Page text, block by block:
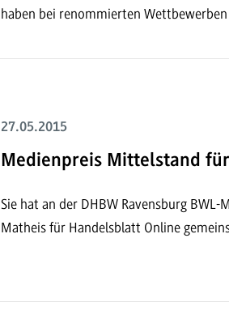
haben bei renommierten
27.05.2015
Medienpreis Mittelstand
Sie hat an der DHBW Ravensburg
Matheis für Handelsblatt Online